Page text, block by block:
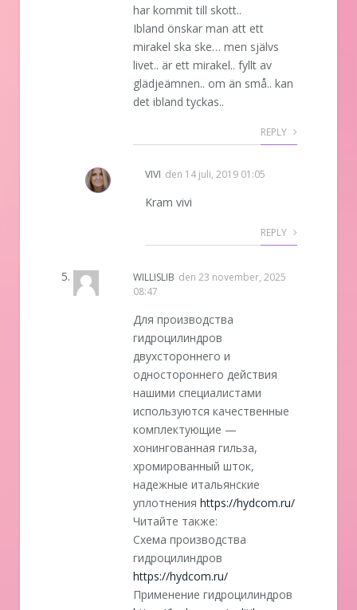
har kommit till skott..
Ibland önskar man att ett
mirakel ska ske… men självs
livet.. är ett mirakel.. fyllt av
glädjeämnen.. om än små.. kan
det ibland tyckas..
REPLY
VIVI den 14 juli, 2019 01:05
Kram vivi
REPLY
WILLISLIB den 23 november, 2025
08:47
Для производства
гидроцилиндров
двухстороннего и
одностороннего действия
нашими специалистами
используются качественные
комплектующие —
хонингованная гильза,
хромированный шток,
надежные итальянские
уплотнения https://hydcom.ru/
Читайте также:
Схема производства
гидроцилиндров
https://hydcom.ru/
Применение гидроцилиндров